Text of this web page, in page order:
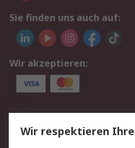
Sie finden uns auch auf:
Wir akzeptieren:
Service
Value Added Services
Wir respektieren